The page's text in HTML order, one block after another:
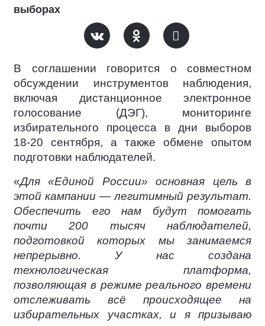
выборах
В соглашении говорится о совместном
обсуждении инструментов наблюдения,
включая дистанционное электронное
голосование (ДЭГ), мониторинге
избирательного процесса в дни выборов
18-20 сентября, а также обмене опытом
подготовки наблюдателей.
«Для «Единой России» основная цель в
этой кампании — легитимный результат.
Обеспечить его нам будут помогать
почти 200 тысяч наблюдателей,
подготовкой которых мы занимаемся
непрерывно. У нас создана
технологическая платформа,
позволяющая в режиме реального времени
отслеживать всё происходящее на
избирательных участках, и я призываю